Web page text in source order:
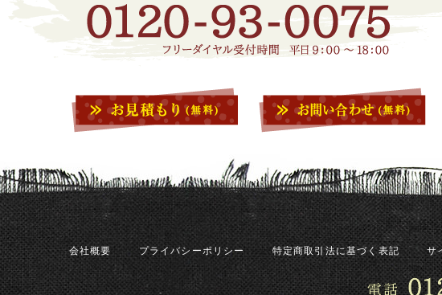
会社概要 プライバシーポリシー 特定商取引法に基づく表記 サ